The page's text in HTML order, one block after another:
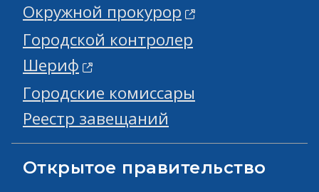
Окружной прокурор
Городской контролер
Шериф
Городские комиссары
Реестр завещаний
Открытое правительство